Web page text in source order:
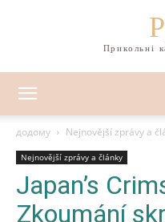
Прикольні
додому Nejnovější zprávy a
Nejnovější zprávy a články
Japan’s
Zkoumání